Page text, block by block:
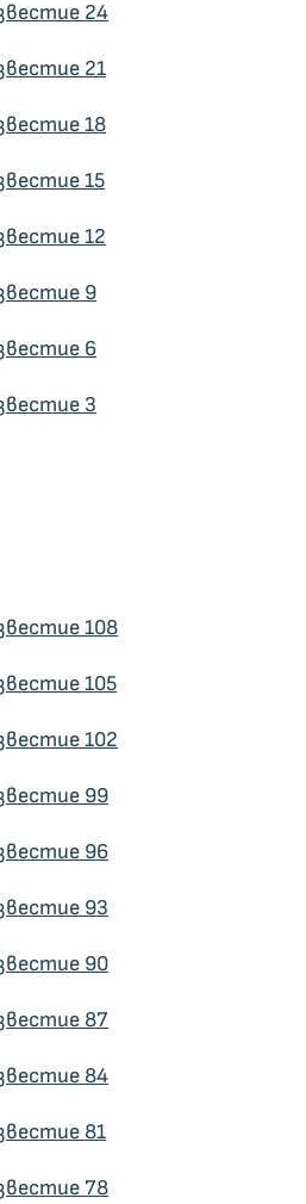
24
21
18
15
12
9
6
3
108
105
102
99
96
93
90
87
84
81
78